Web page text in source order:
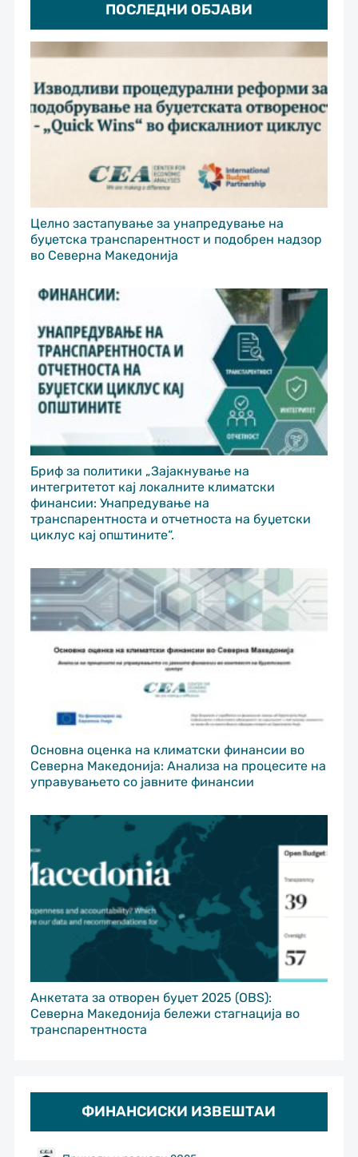
ПОСЛЕДНИ ОБЈАВИ
Целно застапување за унапредување на
буџетска транспарентност и подобрен надзор
во Северна Македонија
Бриф за политики „Зајакнување на
интегритетот кај локалните климатски
финансии: Унапредување на
транспарентноста и отчетноста на буџетски
циклус кај општините“.
Основна оценка на климатски финансии во
Северна Македонија: Анализа на процесите на
управувањето со јавните финансии
Анкетата за отворен буџет 2025 (OBS):
Северна Македонија бележи стагнација во
транспарентноста
ФИНАНСИСКИ ИЗВЕШТАИ